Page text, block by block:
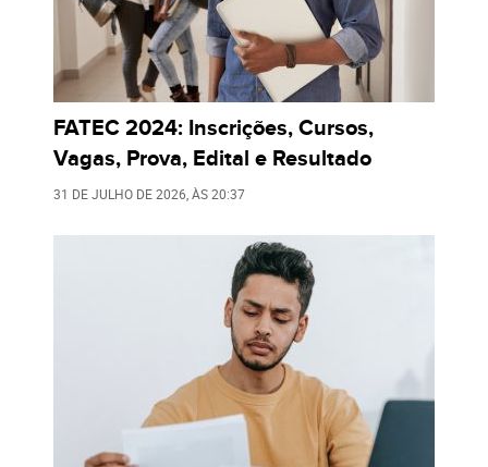
FATEC 2024: Inscrições, Cursos,
Vagas, Prova, Edital e Resultado
31 DE JULHO DE 2026, ÀS20:37